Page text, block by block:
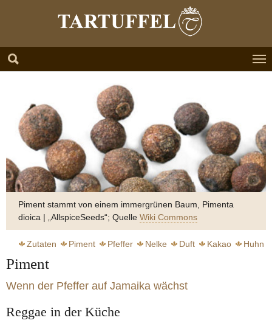
Piment stammt von einem immergrünen Baum, Pimenta
dioica | „AllspiceSeeds“; Quelle Wiki Commons
Zutaten Piment Pfeffer Nelke Duft Kakao
Huhn
Piment
Wenn der Pfeffer auf Jamaika wächst
Reggae in der Küche